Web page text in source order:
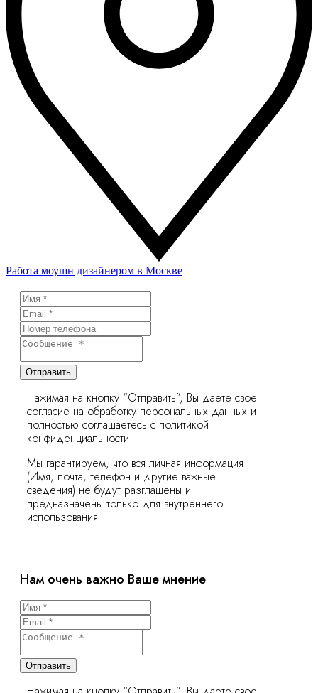
Работа моушн дизайнером в Москве
Отправить
Нажимая на кнопку “Отправить”, Вы даете свое
согласие на обработку персональных данных и
полностью соглашаетесь с политикой
конфиденциальности
Мы гарантируем, что вся личная информация
(Имя, почта, телефон и другие важные
сведения) не будут разглашены и
предназначены только для внутреннего
использования
Нам очень важно Ваше мнение
Отправить